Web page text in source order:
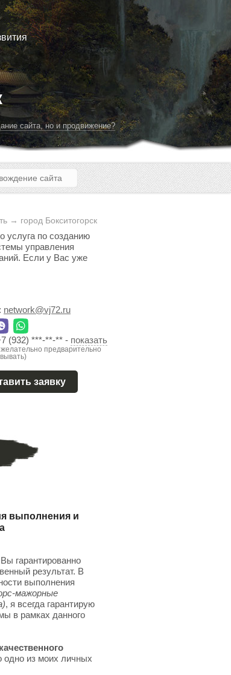
сайта, но и продвижение?
сайта
→ город Бокситогорск
услуга по созданию
управления
Если у Вас уже
network@vj72.ru
(932) ***-**-** - показать
желательно предварительно
заявку
выполнения и
гарантированно
результат. В
выполнения
мажорные
, я всегда гарантирую
в рамках данного
качественного
из моих личных